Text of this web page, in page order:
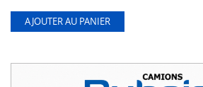
AJOUTER AU PANIER